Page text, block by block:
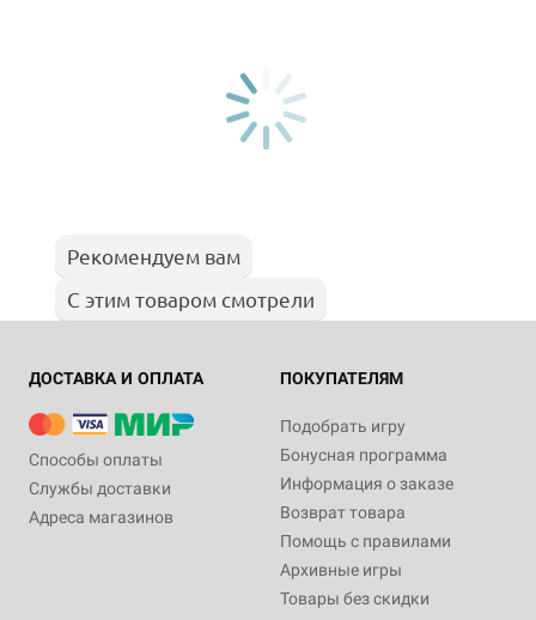
Рекомендуем вам
С этим товаром смотрели
ДОСТАВКА И ОПЛАТА
Способы оплаты
Службы доставки
Адреса магазинов
ПОКУПАТЕЛЯМ
Подобрать игру
Бонусная программа
Информация о заказе
Возврат товара
Помощь с правилами
Архивные игры
Товары без скидки